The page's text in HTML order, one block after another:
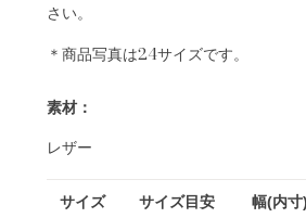
さい。
＊商品写真は24サイズです。
素材：
レザー
サイズ サイズ目安 幅(内寸)